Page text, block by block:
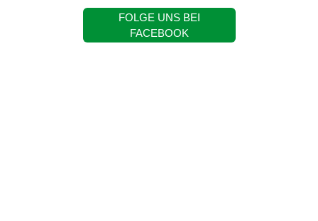
FOLGE UNS BEI
FACEBOOK